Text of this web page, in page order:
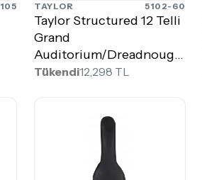
TAYLOR 5102-60
Taylor Structured 12 Telli
Grand
Auditorium/Dreadnought
Gig Bag
Tükendi12,298 TL